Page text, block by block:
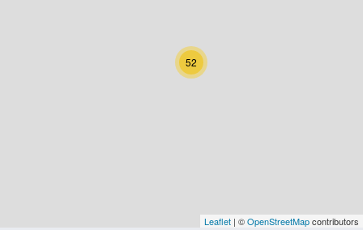
Niederösterreich
Oberösterreich
Vorarlberg
52
Leaflet | ©OpenStreetMapcontributors